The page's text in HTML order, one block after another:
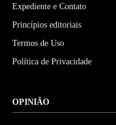
Expediente e Contato
Princípios editoriais
Termos de Uso
Política de Privacidade
OPINIÃO